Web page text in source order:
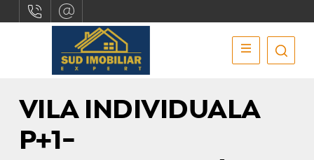
VILA INDIVIDUALA
P+1-